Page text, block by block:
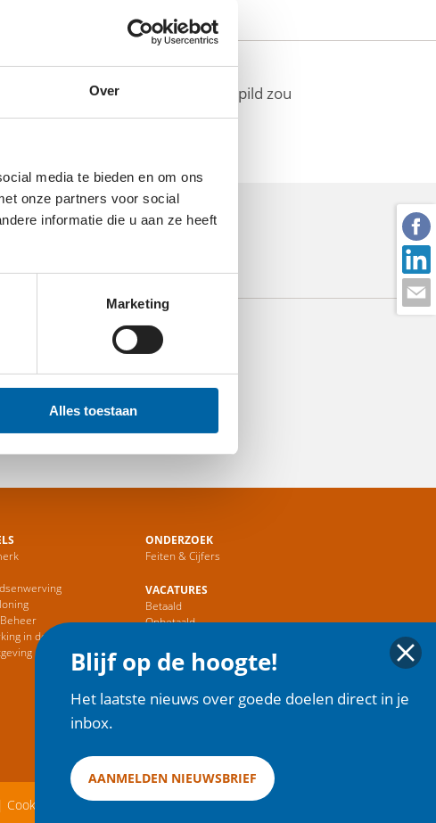
Over
media te bieden en om ons
onze partners voor social
informatie die u aan ze heeft
Marketing
Alles toestaan
gratis voedsel dat anders verspild zou
Blijf op de hoogte!
Het laatste nieuws over goede doelen direct in je
inbox.
AANMELDEN NIEUWSBRIEF
in de Sector
ONDERZOEK
Feiten & Cijfers
VACATURES
Betaald
Onbetaald
HOME
Cookies | Copyright 2025